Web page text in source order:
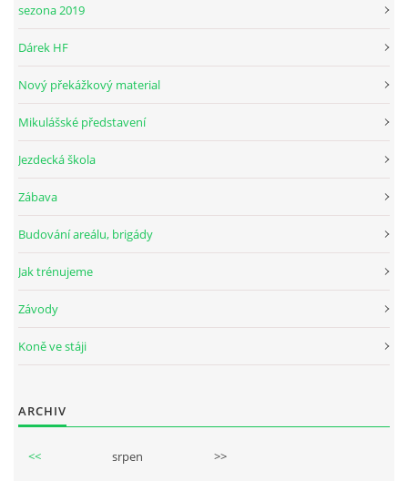
PRAZDNINOVÝ KROUŽEK
sezona 2019
Dárek HF
Nový překážkový material
Mikulášské představení
Jezdecká škola
Zábava
Budování areálu, brigády
Jak trénujeme
Závody
Koně ve stáji
ARCHIV
<< srpen
>>